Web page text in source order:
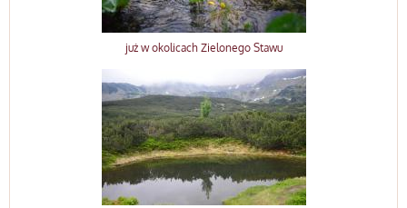
już w okolicach Zielonego Stawu